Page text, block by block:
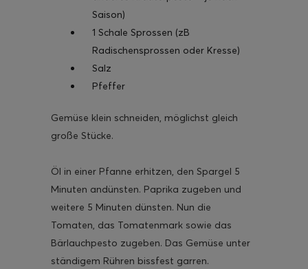
Saison)
1 Schale Sprossen (zB
Radischensprossen oder Kresse)
Salz
Pfeffer
Gemüse klein schneiden, möglichst gleich
große Stücke.
Öl in einer Pfanne erhitzen, den Spargel 5
Minuten andünsten. Paprika zugeben und
weitere 5 Minuten dünsten. Nun die
Tomaten, das Tomatenmark sowie das
Bärlauchpesto zugeben. Das Gemüse unter
ständigem Rühren bissfest garren.